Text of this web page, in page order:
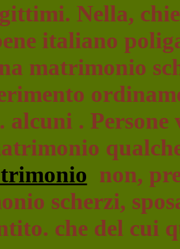
Nella,
italiano
matrimonio
alcuni .
non,
scherzi,
che del cui